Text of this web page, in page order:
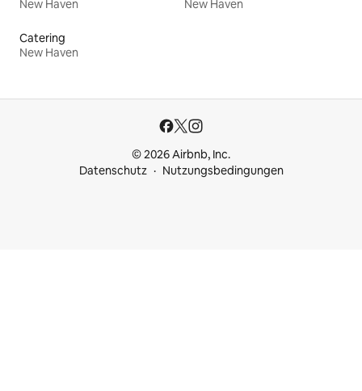
New Haven
New Haven
Catering
New Haven
© 2026 Airbnb, Inc.
Datenschutz
Nutzungsbedingungen